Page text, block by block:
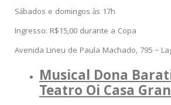
Sábados e domingos às 17h
Ingresso: R$15,00 durante a Copa
Avenida Lineu de Paula Machado, 795 –
Musical Dona
Teatro Oi Casa